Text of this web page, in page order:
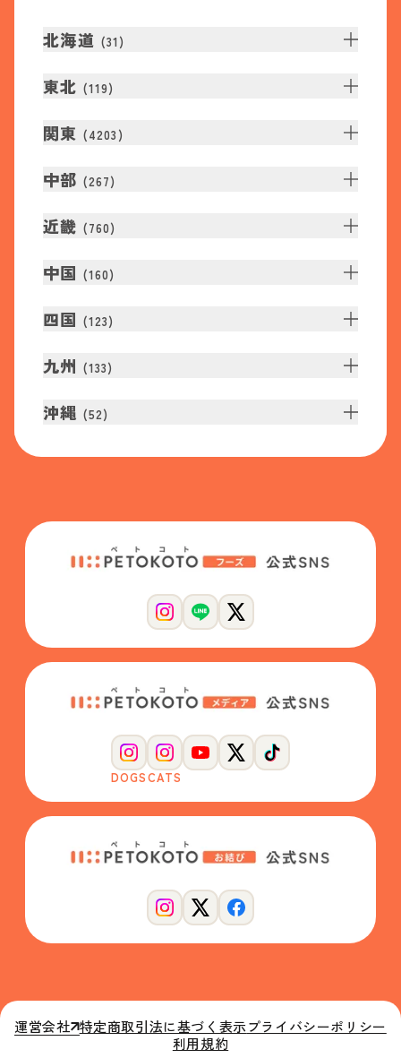
北海道 (31 )
東北 (119)
関東 (4203 )
中部 (267)
近畿 (760)
中国 (160)
四国 (123)
九州 (133)
沖縄 (52)
DOGSCATS
運営会社 特定商取引法に基づく表示プライバシーポリシー
利用規約